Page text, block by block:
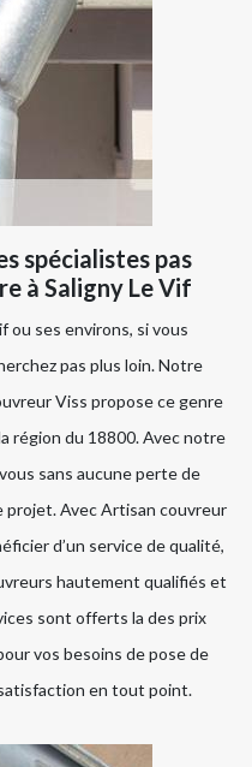
spécialistes pas
à Saligny Le Vif
ou ses environs, si vous
pas plus loin. Notre
Viss propose ce genre
région du 18800. Avec notre
sans aucune perte de
projet. Avec Artisan couvreur
d’un service de qualité,
hautement qualifiés et
sont offerts la des prix
vos besoins de pose de
en tout point.